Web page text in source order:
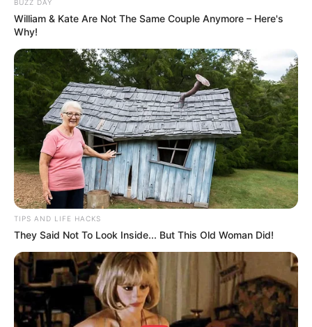
BUZZ DAY
William & Kate Are Not The Same Couple Anymore – Here's
Why!
TIPS AND LIFE HACKS
They Said Not To Look Inside... But This Old Woman Did!